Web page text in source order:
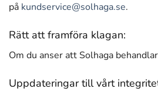
på kundservice@solhaga.se.
Rätt att framföra klagan:
Om du anser att Solhaga
Uppdateringar till vårt